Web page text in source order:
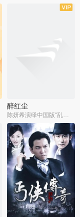
醉红尘
陈妍希演绎中国版“乱世佳人”
全30集